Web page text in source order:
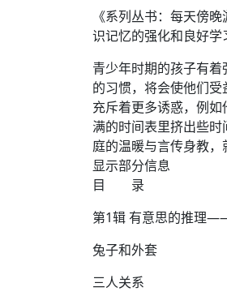
《系列丛书：每天傍
识记忆的强化和良好学
青少年时期的孩子有
的习惯，将会使他们
充斥着更多诱惑，例
满的时间表里挤出些
庭的温暖与言传身教，
显示部分信息
目 录
第1辑 有意思的推理
兔子和外套
三人关系